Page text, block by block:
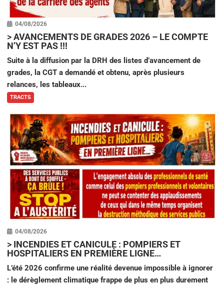
04/08/2026
>AVANCEMENTS DE GRADES 2026 – LE COMPTE
N’Y EST PAS !!!
Suite à la diffusion par la DRH des listes d’avancement de
grades, la CGT a demandé et obtenu, après plusieurs
relances, les tableaux...
TRACTS
04/08/2026
> INCENDIES ET CANICULE : POMPIERS ET
HOSPITALIERS EN PREMIÈRE LIGNE…
L’été 2026 confirme une réalité devenue impossible à ignorer
: le dérèglement climatique frappe de plus en plus durement